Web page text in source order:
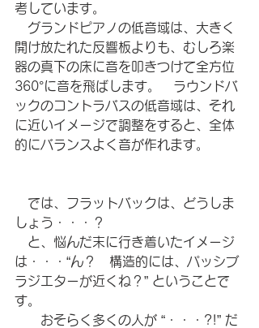
考しています。
グランドピアノの低音域は、大きく
開け放たれた反響板よりも、むしろ楽
器の真下の床に音を叩きつけて全方位
360°に音を飛ばします。　ラウンドバ
ックのコントラバスの低音域は、それ
に近いイメージで調整をすると、全体
的にバランスよく音が作れます。
では、フラットバックは、どうしま
しょう・・・？
と、悩んだ末に行き着いたイメージ
は・・・“ん？　構造的には、パッシブ
ラジエターが近くね？” ということで
す。
おそらく多くの人が “・・・?!” だ